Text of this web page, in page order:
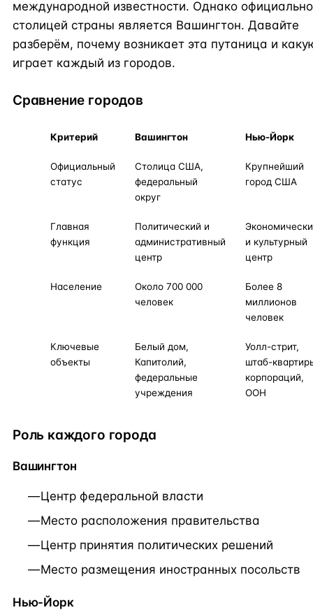
международной известности. Однако
столицей страны является Вашингтон. Давайте
разберём, почему возникает эта путаница и
играет каждый из городов.
Сравнение городов
Критерий Вашингтон Нью-Йорк
Официальный
статус
Столица США,
федеральный
округ
Крупнейший
город США
Главная
функция
Политический и
административный
центр
и культурный
центр
Население
Около 700 000
человек
Более 8
миллионов
человек
Ключевые
объекты
Белый дом,
Капитолий,
федеральные
учреждения
Уолл-стрит,
штаб-
корпораций,
ООН
Роль каждого города
Вашингтон
Центр федеральной власти
Место расположения правительства
Центр принятия политических решений
Место размещения иностранных посольств
Нью-Йорк